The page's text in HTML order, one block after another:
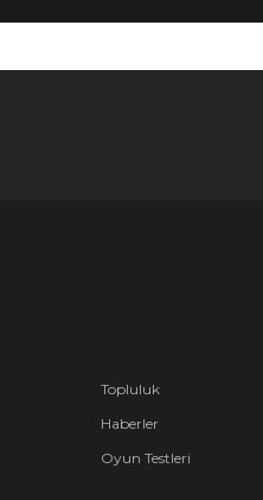
Topluluk
Haberler
Oyun Testleri